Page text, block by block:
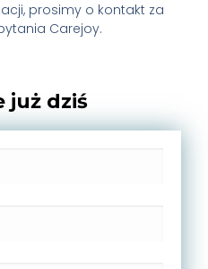
prosimy o kontakt za
Carejoy.
już dziś